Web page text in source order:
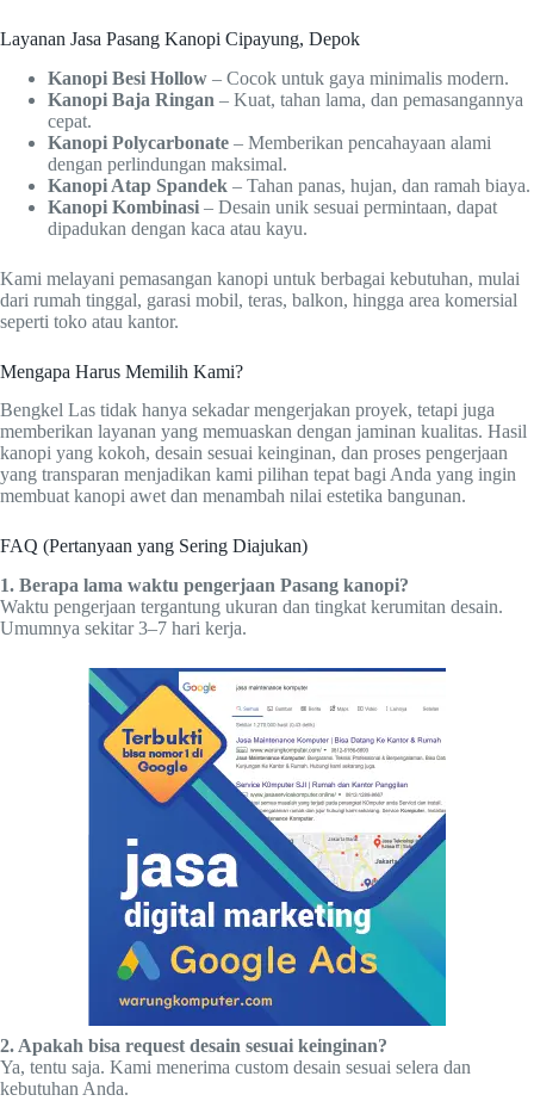
Layanan Jasa Pasang Kanopi Cipayung, Depok
Kanopi Besi Hollow – Cocok untuk gaya minimalis modern.
Kanopi Baja Ringan – Kuat, tahan lama, dan pemasangannya
cepat.
Kanopi Polycarbonate – Memberikan pencahayaan alami
dengan perlindungan maksimal.
Kanopi Atap Spandek – Tahan panas, hujan, dan ramah biaya.
Kanopi Kombinasi – Desain unik sesuai permintaan, dapat
dipadukan dengan kaca atau kayu.
Kami melayani pemasangan kanopi untuk berbagai kebutuhan, mulai
dari rumah tinggal, garasi mobil, teras, balkon, hingga area komersial
seperti toko atau kantor.
Mengapa Harus Memilih Kami?
Bengkel Las tidak hanya sekadar mengerjakan proyek, tetapi juga
memberikan layanan yang memuaskan dengan jaminan kualitas. Hasil
kanopi yang kokoh, desain sesuai keinginan, dan proses pengerjaan
yang transparan menjadikan kami pilihan tepat bagi Anda yang ingin
membuat kanopi awet dan menambah nilai estetika bangunan.
FAQ (Pertanyaan yang Sering Diajukan)
1. Berapa lama waktu pengerjaan Pasang kanopi?
Waktu pengerjaan tergantung ukuran dan tingkat kerumitan desain.
Umumnya sekitar 3–7 hari kerja.
2. Apakah bisa request desain sesuai keinginan?
Ya, tentu saja. Kami menerima custom desain sesuai selera dan
kebutuhan Anda.